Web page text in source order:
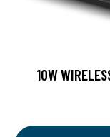
10W